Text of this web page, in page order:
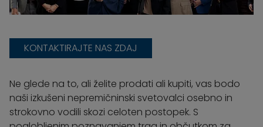
KONTAKTIRAJTE NAS ZDAJ
Ne glede na to, ali želite prodati ali kupiti, vas bodo
naši izkušeni nepremičninski svetovalci osebno in
strokovno vodili skozi celoten postopek. S